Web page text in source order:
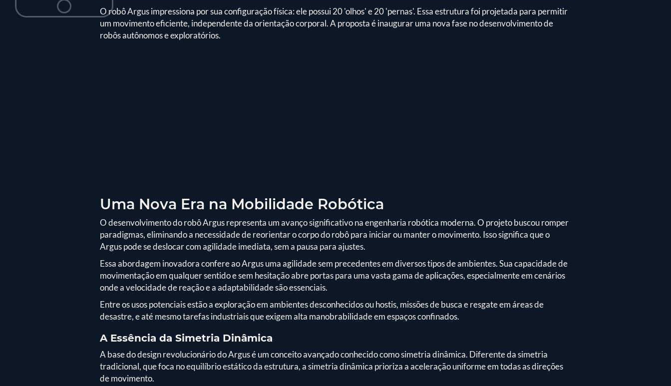
O robô Argus impressiona por sua configuração física: ele possui 20 'olhos' e 20 'pernas'. Essa estrutura foi projetada para permitir
um movimento eficiente, independente da orientação corporal. A proposta é inaugurar uma nova fase no desenvolvimento de
robôs autônomos e exploratórios.
Uma Nova Era na Mobilidade Robótica
O desenvolvimento do robô Argus representa um avanço significativo na engenharia robótica moderna. O projeto buscou romper
paradigmas, eliminando a necessidade de reorientar o corpo do robô para iniciar ou manter o movimento. Isso significa que o
Argus pode se deslocar com agilidade imediata, sem a pausa para ajustes.
Essa abordagem inovadora confere ao Argus uma agilidade sem precedentes em diversos tipos de ambientes. Sua capacidade de
movimentação em qualquer sentido e sem hesitação abre portas para uma vasta gama de aplicações, especialmente em cenários
onde a velocidade de reação e a adaptabilidade são essenciais.
Entre os usos potenciais estão a exploração em ambientes desconhecidos ou hostis, missões de busca e resgate em áreas de
desastre, e até mesmo tarefas industriais que exigem alta manobrabilidade em espaços confinados.
A Essência da Simetria Dinâmica
A base do design revolucionário do Argus é um conceito avançado conhecido como simetria dinâmica. Diferente da simetria
tradicional, que foca no equilíbrio estático da estrutura, a simetria dinâmica prioriza a aceleração uniforme em todas as direções
de movimento.